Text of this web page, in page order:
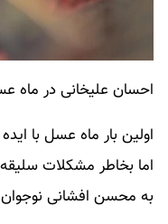
احسان علیخانی در ماه
به محسن افشانی